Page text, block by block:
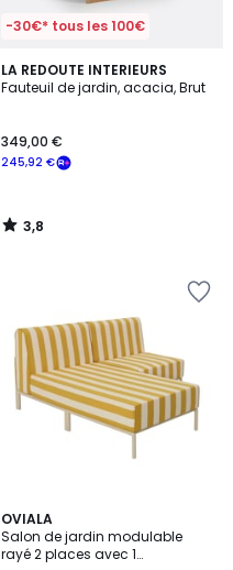
-30€* tous les 100€
LA REDOUTE INTERIEURS
Fauteuil de jardin, acacia, Brut
245,92 €
349,00 €
3,8
/ 5
3,8
/
OVIALA
Salon de jardin modulable
rayé 2 places avec 1